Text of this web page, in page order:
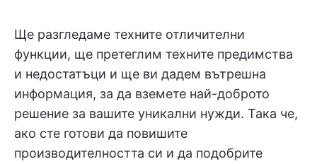
Ще разгледаме техните отличителни
функции, ще претеглим техните предимства
и недостатъци и ще ви дадем вътрешна
информация, за да вземете най-доброто
решение за вашите уникални нужди. Така че,
ако сте готови да повишите
производителността си и да подобрите